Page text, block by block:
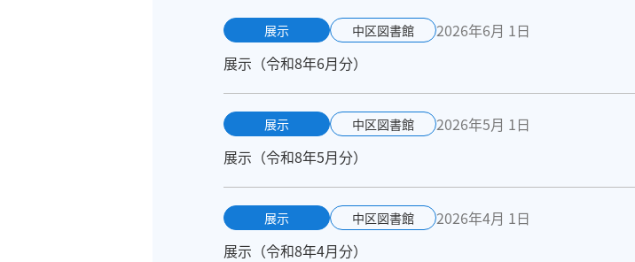
展示 中区図書館
2026年6月 1日
展示（令和8年6月分）
展示 中区図書館
2026年5月 1日
展示（令和8年5月分）
展示 中区図書館
2026年4月 1日
展示（令和8年4月分）